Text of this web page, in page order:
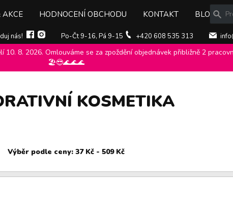
nás! Po-Čt 9-16, Pá 9-15 +420 608 535 313
AKCE HODNOCENÍ OBCHODU KONTAKT BLOG
8. 2026. Omlouváme se za zpoždění objednávek přibližně 2
🏖️😎🌊🌊🌊
KOSMETIKA